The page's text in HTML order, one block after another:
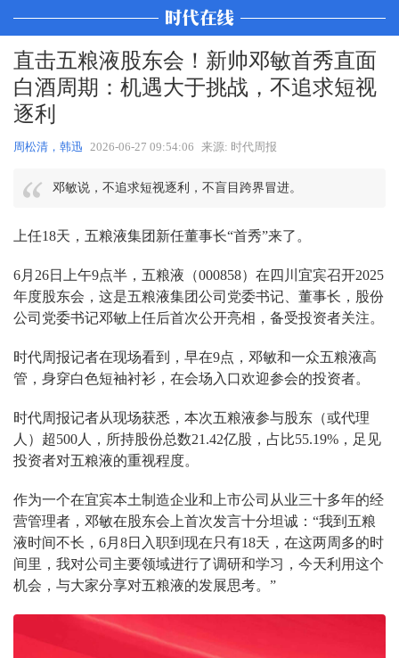
直击五粮液股东会！新帅邓敏首秀直面
白酒周期：机遇大于挑战，不追求短视
逐利
周松清，韩迅 2026-06-27 09:54:06 来源: 时代周报
邓敏说，不追求短视逐利，不盲目跨界冒进。
上任18天，五粮液集团新任董事长“首秀”来了。
6月26日上午9点半，五粮液（000858）在四川宜宾召开2025
年度股东会，这是五粮液集团公司党委书记、董事长，股份
公司党委书记邓敏上任后首次公开亮相，备受投资者关注。
时代周报记者在现场看到，早在9点，邓敏和一众五粮液高
管，身穿白色短袖衬衫，在会场入口欢迎参会的投资者。
时代周报记者从现场获悉，本次五粮液参与股东（或代理
人）超500人，所持股份总数21.42亿股，占比55.19%，足见
投资者对五粮液的重视程度。
作为一个在宜宾本土制造企业和上市公司从业三十多年的经
营管理者，邓敏在股东会上首次发言十分坦诚：“我到五粮
液时间不长，6月8日入职到现在只有18天，在这两周多的时
间里，我对公司主要领域进行了调研和学习，今天利用这个
机会，与大家分享对五粮液的发展思考。”